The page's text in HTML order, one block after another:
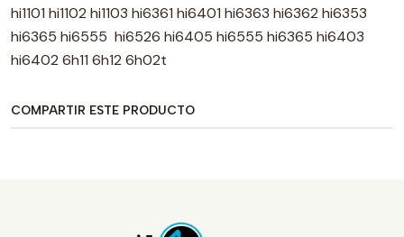
hi1101 hi1102 hi1103 hi6361 hi6401 hi6363 hi6362 hi6353
hi6365 hi6555 hi6526 hi6405 hi6555 hi6365 hi6403
hi6402 6h11 6h12 6h02t
COMPARTIR ESTE PRODUCTO